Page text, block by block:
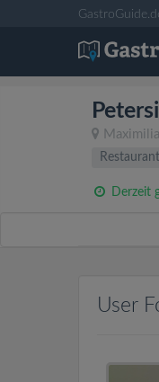
Restaurant
Derzeit
User